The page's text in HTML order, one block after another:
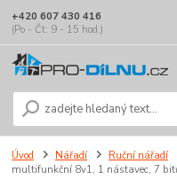
+420 607 430 416
(Po - Čt: 9 - 15 hod.)
Úvod Nářadí Ruční nářadí
multifunkční 8v1, 1 nástavec, 7